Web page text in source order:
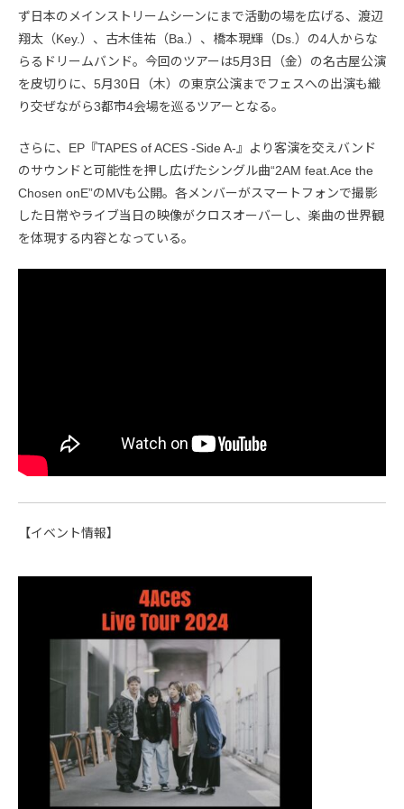
ず日本のメインストリームシーンにまで活動の場を広げる、渡辺
翔太（Key.）、古木佳祐（Ba.）、橋本現輝（Ds.）の4人からな
らるドリームバンド。今回のツアーは5月3日（金）の名古屋公演
を皮切りに、5月30日（木）の東京公演までフェスへの出演も織
り交ぜながら3都市4会場を巡るツアーとなる。
さらに、EP『TAPES of ACES -Side A-』より客演を交えバンド
のサウンドと可能性を押し広げたシングル曲“2AM feat.Ace the
Chosen onE”のMVも公開。各メンバーがスマートフォンで撮影
した日常やライブ当日の映像がクロスオーバーし、楽曲の世界観
を体現する内容となっている。
【イベント情報】